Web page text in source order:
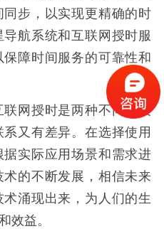
步，以实现更精确的时
航系统和互联网授时服
障时间服务的可靠性和
网授时是两种不同的授
又有差异。在选择使用
实际应用场景和需求进
的不断发展，相信未来
涌现出来，为人们的生
效益。